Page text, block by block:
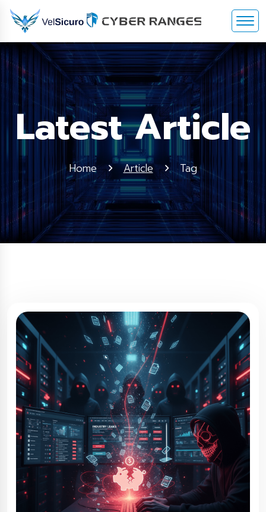
Latest Article
Home Article Tag